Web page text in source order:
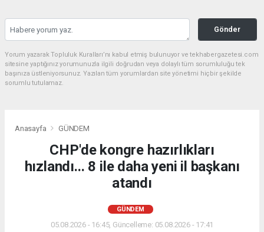
Gönder
Yorum yazarak Topluluk Kuralları’nı kabul etmiş bulunuyor ve tekhabergazetesi.com
sitesine yaptığınız yorumunuzla ilgili doğrudan veya dolaylı tüm sorumluluğu tek
başınıza üstleniyorsunuz. Yazılan tüm yorumlardan site yönetimi hiçbir şekilde
sorumlu tutulamaz.
Anasayfa GÜNDEM
CHP'de kongre hazırlıkları
hızlandı... 8 ile daha yeni il başkanı
atandı
GÜNDEM
05.08.2026 - 16:45, Güncelleme: 05.08.2026 - 17:41